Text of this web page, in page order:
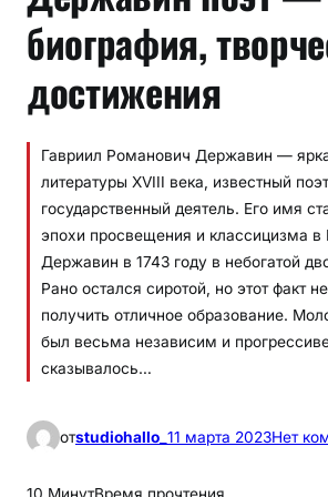
биография,
достижения
Гавриил Романович Державин —
литературы XVIII века, известный
государственный деятель. Его имя
эпохи просвещения и классицизма в
Державин в 1743 году в небогатой
Рано остался сиротой, но этот факт
получить отличное образование.
был весьма независим и
сказывалось…
отstudiohallo_ 11 марта 2023Нет